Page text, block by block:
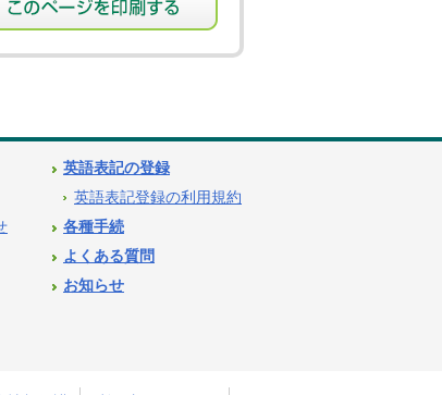
英語表記の登録
英語表記登録の利用規約
各種手続
よくある質問
お知らせ